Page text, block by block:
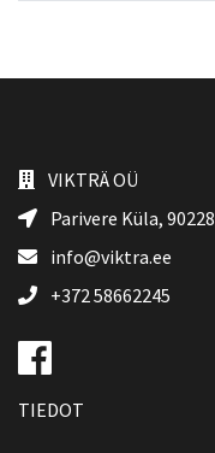
VIKTRÄ OÜ
Parivere Küla, 90228
info@viktra.ee
+372 58662245
TIEDOT